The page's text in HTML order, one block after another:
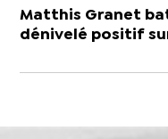
Matthis Granet
dénivelé positif